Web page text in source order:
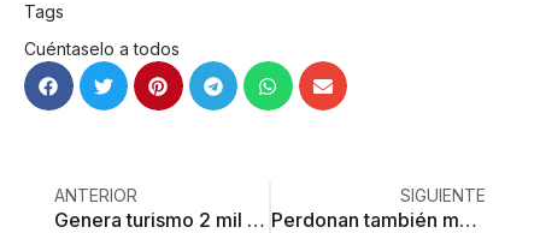
Tags
Cuéntaselo a todos
ANTERIOR
Genera turismo 2 mil millones de dólares en todo el país
SIGUIENTE
Perdonan también multa de verificación en Edomex